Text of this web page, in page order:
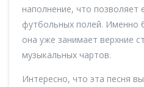
наполнение, что позволяет
футбольных полей. Именно
она уже занимает верхние
музыкальных чартов.
Интересно, что эта песня